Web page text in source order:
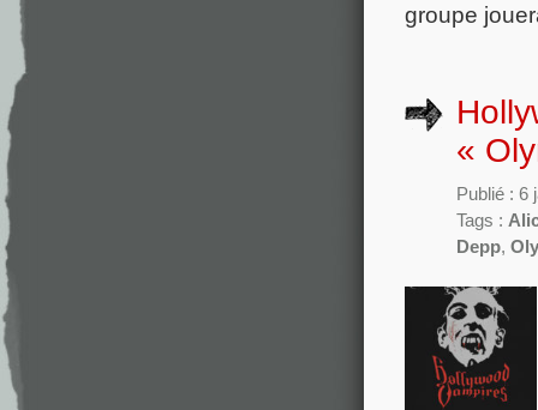
groupe
«
Publié : 6
Tags :
Depp,